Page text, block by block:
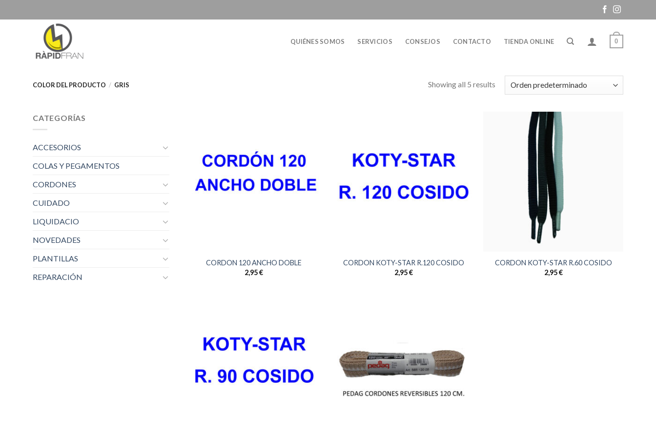
to
QUIÉNES SOMOS SERVICIOS CONSEJOS CONTACTO TIENDA ONLINE 0
COLOR DEL PRODUCTO / GRIS Showing all 5 results
CATEGORÍAS
ACCESORIOS
COLAS Y PEGAMENTOS
CORDONES
CUIDADO
LIQUIDACIO
NOVEDADES
PLANTILLAS
REPARACIÓN
CORDON 120 ANCHO DOBLE
2,95€
CORDON KOTY-STAR R.120 COSIDO
2,95€
CORDON KOTY-STAR R.60 COSIDO
2,95€